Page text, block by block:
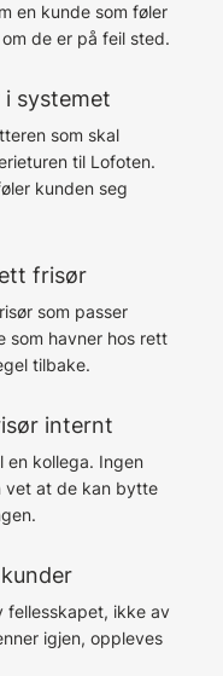
en kunde som føler
de er på feil sted.
systemet
som skal
til Lofoten.
kunden seg
frisør
som passer
som havner hos rett
tilbake.
internt
kollega. Ingen
vet at de kan bytte
fellesskapet, ikke av
igjen, oppleves